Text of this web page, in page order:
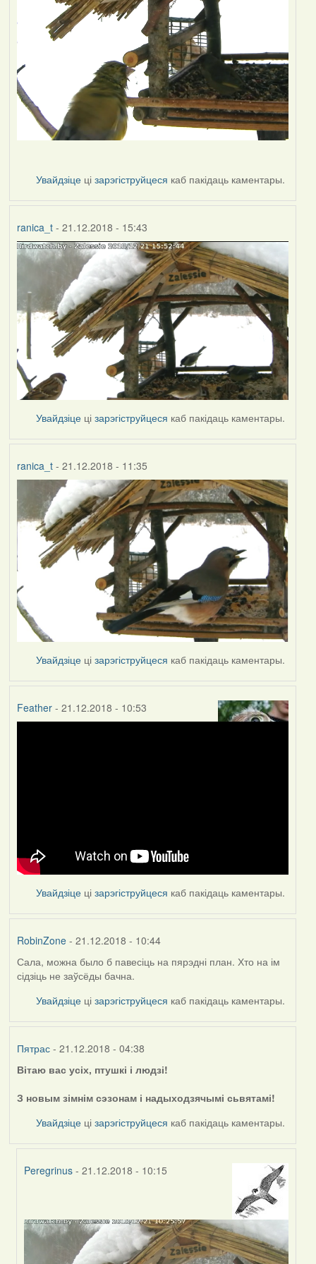
Увайдзіце цізарэгіструйцеся каб пакідаць каментары.
ranica_t- 21.12.2018 - 15:43
Увайдзіце цізарэгіструйцеся каб пакідаць каментары.
ranica_t- 21.12.2018 - 11:35
Увайдзіце цізарэгіструйцеся каб пакідаць каментары.
Feather- 21.12.2018 - 10:53
Увайдзіце цізарэгіструйцеся каб пакідаць каментары.
RobinZone- 21.12.2018 - 10:44
Сала, можна было б павесіць на пярэдні план. Хто на ім
сідзіць не заўсёды бачна.
Увайдзіце цізарэгіструйцеся каб пакідаць каментары.
Пятрас- 21.12.2018 - 04:38
Вітаю вас усіх, птушкі і людзі!
З новым зімнім сэзонам і надыходзячымі сьвятамі!
Увайдзіце цізарэгіструйцеся каб пакідаць каментары.
Peregrinus - 21.12.2018 - 10:15
to